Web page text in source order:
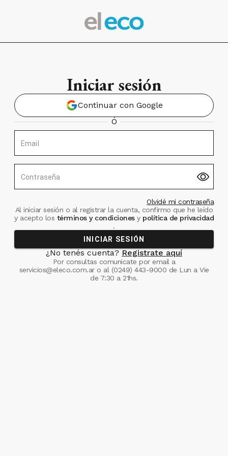
Iniciar sesión
Continuar con Google
Ó
Email
Contraseña
Olvidé mi contraseña
Al iniciar sesión o al registrar la cuenta, confirmo que he leído
y acepto los términos y condiciones ypolítica de privacidad
.
INICIAR SESIÓN
¿No tenés cuenta? Registrate aquí
Por consultas comunicate por email a
servicios@eleco.com.aro al (0249) 443-9000 de Lun a Vie
de 7:30 a 21hs.